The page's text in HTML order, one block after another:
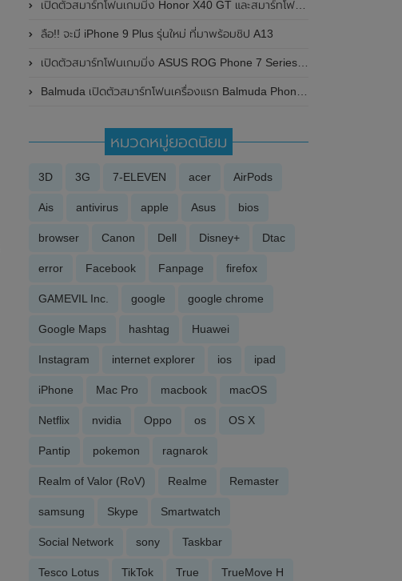
เปิดตัวสมาร์ทโฟนเกมมิ่ง Honor X40 GT และสมาร์ทโฟน Honor Play 6C อย่างเป็นทางการแล้วในประเทศจีน
ลือ!! จะมี iPhone 9 Plus รุ่นใหม่ ที่มาพร้อมชิป A13
เปิดตัวสมาร์ทโฟนเกมมิ่ง ASUS ROG Phone 7 Series อย่างเป็นทางการแล้ว มาพร้อมชิปเซ็ต Snapdragon 8 Gen 2 และระบายความร้อน AeroActive Cooler 7
Balmuda เปิดตัวสมาร์ทโฟนเครื่องแรก Balmuda Phone มาพร้อมดีไซน์ขนาดกะทัดรัด หน้าจอ 4.9 นิ้ว , รองรับการเชื่อมต่อเครือข่าย 5G และใช้ระบบปฏิบัติการ Android
หมวดหมู่ยอดนิยม
3D 3G 7-ELEVEN acer AirPods
Ais antivirus apple Asus bios
browser Canon Dell Disney+ Dtac
error Facebook Fanpage firefox
GAMEVIL Inc. google google chrome
Google Maps hashtag Huawei
Instagram internet explorer ios ipad
iPhone Mac Pro macbook macOS
Netflix nvidia Oppo os OS X
Pantip pokemon ragnarok
Realm of Valor (RoV) Realme Remaster
samsung Skype Smartwatch
Social Network sony Taskbar
Tesco Lotus TikTok True TrueMove H